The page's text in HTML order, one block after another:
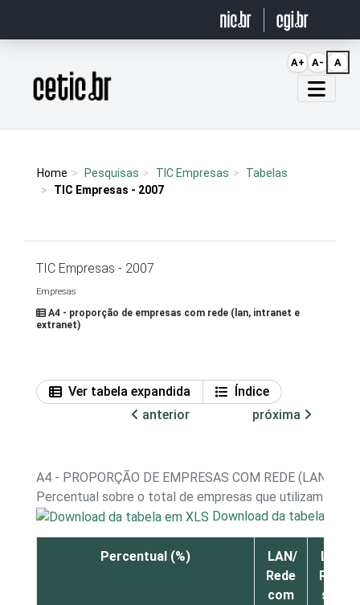
Página inicial
Home Pesquisas TIC Empresas
Tabelas
TIC Empresas - 2007
TIC Empresas - 2007
Empresas
A4 - proporção de empresas com rede (lan, intranet e
extranet)
Ver tabela expandida
Índice
anterior
próxima
A4 - PROPORÇÃO DE EMPRESAS COM REDE (LAN,
Percentual sobre o total de empresas que utilizam
Download da tabela em
Percentual (%)
LAN/
Rede
com
LAN/
Rede
sem
A+ A- A